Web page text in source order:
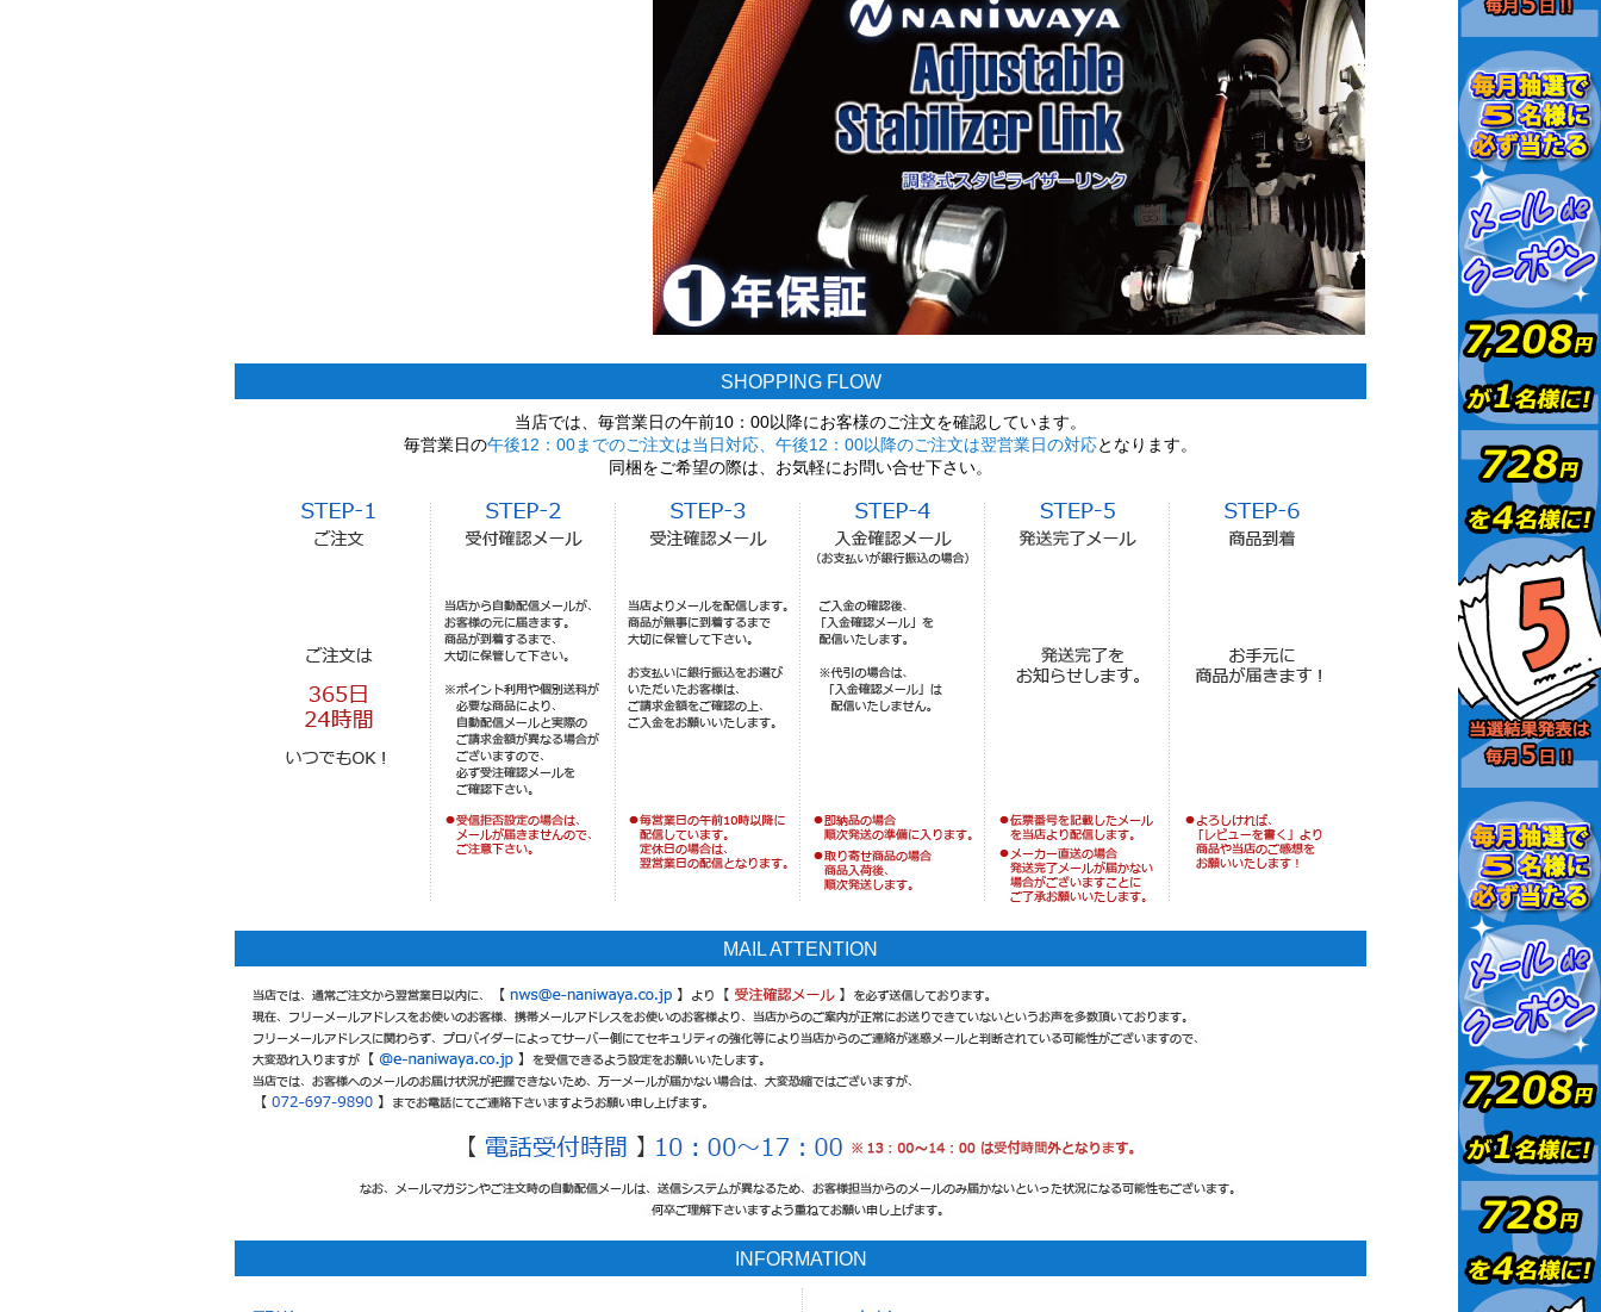
SHOPPING FLOW
当店では、毎営業日の午前10：00以降にお客様のご注文を確認しています。
毎営業日の午後12：00までのご注文は当日対応、午後12：00以降のご注文は翌営業日の対応となります。
同梱をご希望の際は、お気軽にお問い合せ下さい。
MAIL ATTENTION
INFORMATION